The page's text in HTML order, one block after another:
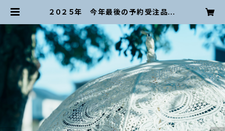
２０２５年 今年最後の予約受注品
る 圧巻の総バテンレース日傘 ア
イボリー | 吉田バテンレース 公式
オンラインショップ